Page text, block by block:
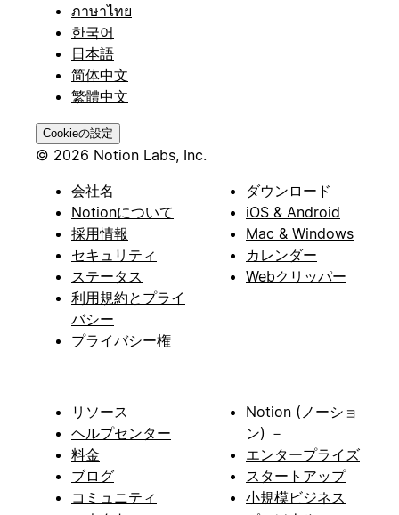
ภาษาไทย
한국어
日本語
简体中文
繁體中文
Cookieの設定
© 2026 Notion Labs, Inc.
会社名
Notionについて
採用情報
セキュリティ
ステータス
利用規約とプライ
バシー
プライバシー権
ダウンロード
iOS & Android
Mac & Windows
カレンダー
Webクリッパー
リソース
ヘルプセンター
料金
ブログ
コミュニティ
Notion (ノーショ
ン) －
エンタープライズ
スタートアップ
小規模ビジネス